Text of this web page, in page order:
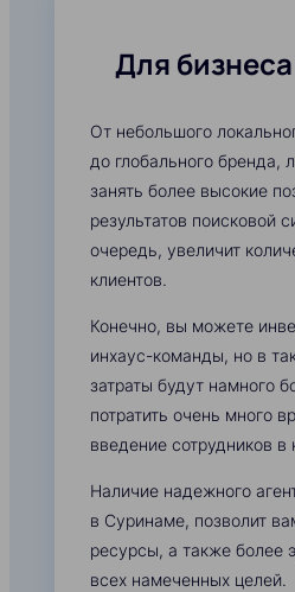
Для
От небольшого
до глобального бренда,
занять более высокие
результатов поисковой
очередь, увеличит
клиентов.
Конечно, вы можете
инхаус-команды, но в
затраты будут намного
потратить очень много
введение сотрудников в
Наличие надежного
в Суринаме, позволит
ресурсы, а также более
всех намеченных целей.